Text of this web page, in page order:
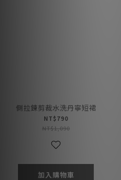
側拉鍊剪裁水洗丹寧短裙
NT$790
NT$1,090
加入購物車